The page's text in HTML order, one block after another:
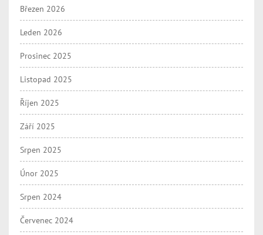
Březen 2026
Leden 2026
Prosinec 2025
Listopad 2025
Říjen 2025
Září 2025
Srpen 2025
Únor 2025
Srpen 2024
Červenec 2024